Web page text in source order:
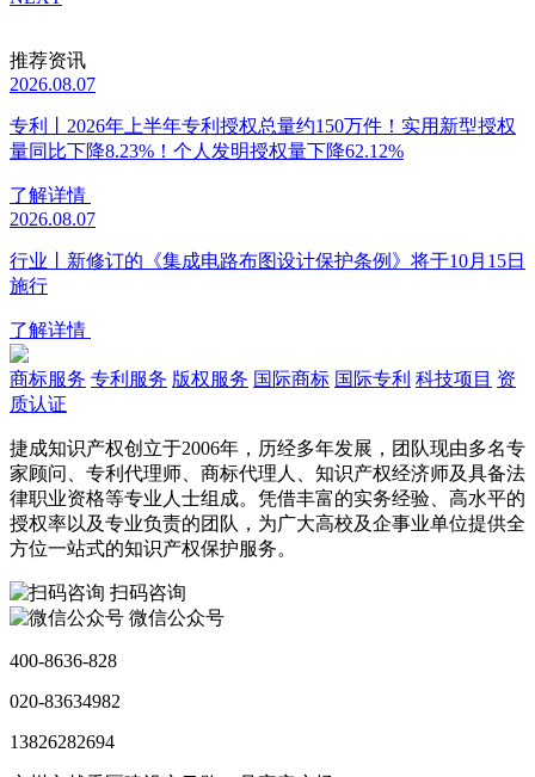
推荐资讯
2026.08.07
专利丨2026年上半年专利授权总量约150万件！实用新型授权
量同比下降8.23%！个人发明授权量下降62.12%
了解详情
2026.08.07
行业丨新修订的《集成电路布图设计保护条例》将于10月15日
施行
了解详情
商标服务 专利服务 版权服务 国际商标 国际专利 科技项目 资
质认证
捷成知识产权创立于2006年，历经多年发展，团队现由多名专
家顾问、专利代理师、商标代理人、知识产权经济师及具备法
律职业资格等专业人士组成。凭借丰富的实务经验、高水平的
授权率以及专业负责的团队，为广大高校及企事业单位提供全
方位一站式的知识产权保护服务。
扫码咨询
微信公众号
400-8636-828
020-83634982
13826282694